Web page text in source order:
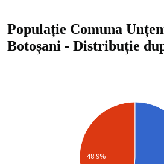
Populație Comuna
Botoșani - Distribuție
48.9%